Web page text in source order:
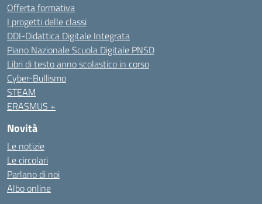
Offerta formativa
I progetti delle classi
DDI-Didattica Digitale Integrata
Piano Nazionale Scuola Digitale PNSD
Libri di testo anno scolastico in corso
Cyber-Bullismo
STEAM
ERASMUS +
Novità
Le notizie
Le circolari
Parlano di noi
Albo online